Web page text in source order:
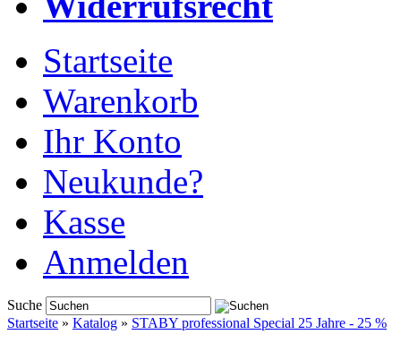
Startseite
Warenkorb
Ihr Konto
Neukunde?
Kasse
Anmelden
Suche
Startseite » Katalog » STABY professional Special 25 Jahre - 25 %